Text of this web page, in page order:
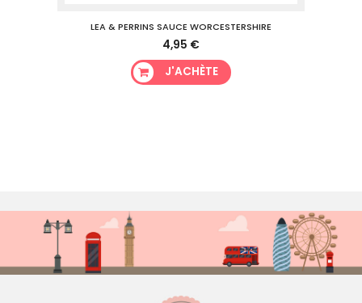
LEA & PERRINS SAUCE WORCESTERSHIRE
4,95 €
J'ACHÈTE